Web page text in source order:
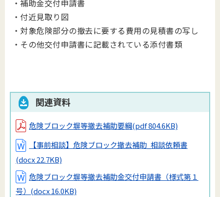
・補助金交付申請書
・付近見取り図
・対象危険部分の撤去に要する費用の見積書の写し
・その他交付申請書に記載されている添付書類
関連資料
危険ブロック塀等撤去補助要綱(pdf 804.6KB)
【事前相談】危険ブロック撤去補助_相談依頼書
(docx 22.7KB)
危険ブロック塀等撤去補助金交付申請書（様式第１
号） (docx 16.0KB)